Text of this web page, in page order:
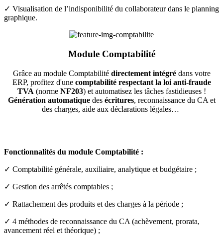
✓ Visualisation de l’indisponibilité du collaborateur dans le planning
graphique.
Module Comptabilité
Grâce au module Comptabilitédirectement intégrédans votre
ERP, profitez d'une comptabilité respectant la loi anti-fraude
TVA (norme NF203) et automatisez les tâches fastidieuses !
Génération automatiquedes écritures, reconnaissance du CA et
des charges, aide aux déclarations légales…
Fonctionnalités du module Comptabilité :
✓ Comptabilité générale, auxiliaire, analytique et budgétaire ;
✓ Gestion des arrêtés comptables ;
✓ Rattachement des produits et des charges à la période ;
✓ 4 méthodes de reconnaissance du CA (achèvement, prorata,
avancement réel et théorique) ;